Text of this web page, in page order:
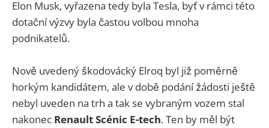
Elon Musk, vyřazena tedy byla Tesla, byť v rámci této
dotační výzvy byla častou volbou mnoha
podnikatelů.
Nově uvedený škodovácký Elroq byl již poměrně
horkým kandidátem, ale v době podání žádosti ještě
nebyl uveden na trh a tak se vybraným vozem stal
nakonec Renault Scénic E-tech. Ten by měl být